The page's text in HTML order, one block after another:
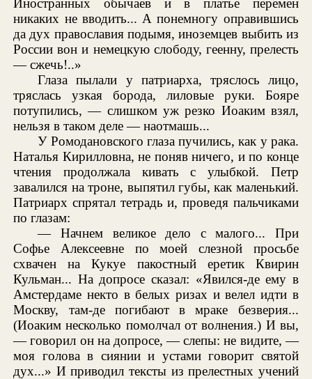
Иностранных обычаев и в платье перемен
никаких не вводить... А понемногу оправившись
да дух православия подымя, иноземцев выбить из
России вон и немецкую слободу, геенну, прелесть
— сжечь!..»
Глаза пылали у патриарха, тряслось лицо,
тряслась узкая борода, лиловые руки. Бояре
потупились, — слишком уж резко Иоаким взял,
нельзя в таком деле — наотмашь...
У Ромодановского глаза пучились, как у рака.
Наталья Кирилловна, не поняв ничего, и по конце
чтения продолжала кивать с улыбкой. Петр
завалился на троне, выпятил губы, как маленький.
Патриарх спрятал тетрадь и, проведя пальчиками
по глазам:
— Начнем великое дело с малого... При
Софье Алексеевне по моей слезной просьбе
схвачен на Кукуе пакостный еретик Квирин
Кульман... На допросе сказал: «Явился-де ему в
Амстердаме некто в белых ризах и велел идти в
Москву, там-де погибают в мраке безверия...
(Иоаким несколько помолчал от волнения.) И вы,
— говорил он на допросе, — слепы: не видите, —
моя голова в сиянии и устами говорит святой
дух...» И приводил тексты из прелестных учений